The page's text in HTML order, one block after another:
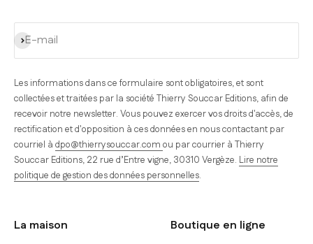
E-mail
S'inscrire
Les informations dans ce formulaire sont obligatoires, et sont
collectées et traitées par la société Thierry Souccar Editions, afin de
recevoir notre newsletter. Vous pouvez exercer vos droits d'accès, de
rectification et d'opposition à ces données en nous contactant par
courriel à dpo@thierrysouccar.com ou par courrier à Thierry
Souccar Editions, 22 rue d’Entre vigne, 30310 Vergèze. Lire notre
politique de gestion des données personnelles.
La maison Boutique en ligne